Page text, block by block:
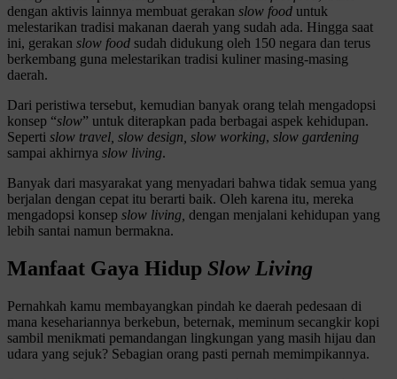
dengan aktivis lainnya membuat gerakan slow food untuk
melestarikan tradisi makanan daerah yang sudah ada. Hingga saat
ini, gerakan slow food sudah didukung oleh 150 negara dan terus
berkembang guna melestarikan tradisi kuliner masing-masing
daerah.
Dari peristiwa tersebut, kemudian banyak orang telah mengadopsi
konsep “slow” untuk diterapkan pada berbagai aspek kehidupan.
Seperti slow travel, slow design, slow working, slow gardening
sampai akhirnya slow living.
Banyak dari masyarakat yang menyadari bahwa tidak semua yang
berjalan dengan cepat itu berarti baik. Oleh karena itu, mereka
mengadopsi konsep slow living, dengan menjalani kehidupan yang
lebih santai namun bermakna.
Manfaat Gaya Hidup Slow Living
Pernahkah kamu membayangkan pindah ke daerah pedesaan di
mana kesehariannya berkebun, beternak, meminum secangkir kopi
sambil menikmati pemandangan lingkungan yang masih hijau dan
udara yang sejuk? Sebagian orang pasti pernah memimpikannya.